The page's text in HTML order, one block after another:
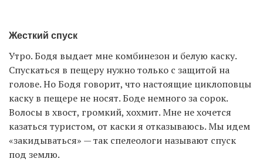
Жесткий спуск
Утро. Бодя выдает мне комбинезон и белую каску.
Спускаться в пещеру нужно только с защитой на
голове. Но Бодя говорит, что настоящие циклоповцы
каску в пещере не носят. Боде немного за сорок.
Волосы в хвост, громкий, хохмит. Мне не хочется
казаться туристом, от каски я отказываюсь. Мы идем
«закидываться» — так спелеологи называют спуск
под землю.